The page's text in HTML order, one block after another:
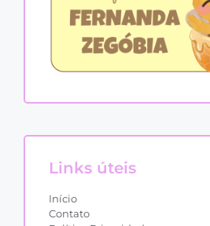
Links úteis
Início
Contato